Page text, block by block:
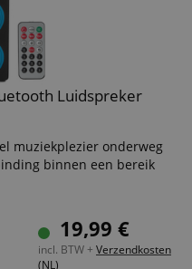
Luidspreker
muziekplezier onderweg
binnen een bereik
watt uitgangsvermogen
en AUX-ingang
voorkeuzezenders
1050 mAh accu, USB-
19,99 €
incl. BTW + Verzendkosten
(NL)